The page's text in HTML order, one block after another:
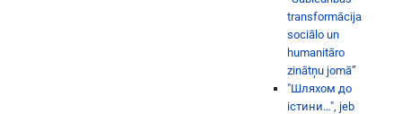
transformācija
sociālo un
humanitāro
zinātņu jomā”
"Шляхом до
істини…", jeb